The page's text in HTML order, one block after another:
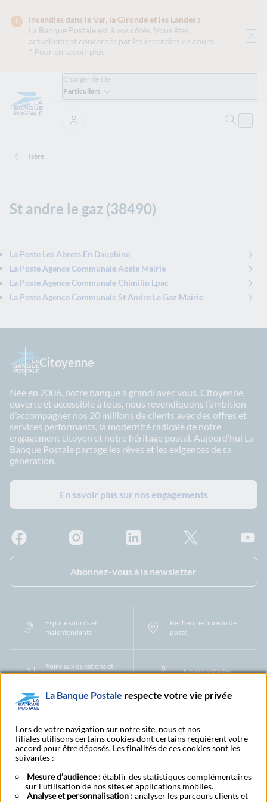
Incendies dans le Var, la Gironde et les Landes :
La Banque Postale est à vos côtés. Vous êtes
actuellement concernés par les incendies en cours
? Pour en savoir plus
Changer de site
Particuliers
Se connecter
Isère
St andre le gaz (38490)
La Poste Les Abrets En Dauphine
La Poste Agence Communale Aoste Mairie
La Poste Agence Communale Chimilin Lpac
La Poste Agence Communale St Andre Le Gaz Mairie
Citoyenne
Née en 2006, notre banque a grandi avec vous. Citoyenne,
ouverte et accessible à tous, nous revendiquons l’ambition
d’accompagner nos 20 millions de clients avec des offres et
services performants, la modernité radicale de notre
engagement citoyen et notre héritage postal. Aujourd’hui La
Banque Postale partage les rêves et les exigences de sa
génération.
En savoir plus sur nos engagements
Abonnez-vous à la newsletter
Espace sourds et
malentendants
Recherche bureau de
poste
Foire aux questions et
centre d'aide
Nous contacter
Protection des Données à Caractère PersonnelFiliales et partenaires
CookiesGestion des cookiesActualiser vos informations
Contestation et réclamation Coordonnées Centres Financiers
Alertes fraudes et points de vigilance Actualités réglementaires CGU
Aide navigateur et systèmes d'exploitation
Vider le cache de votre navigateurLexique Aide et accessibilité
La Banque Postale respecte votre vie privée
Lors de votre navigation sur notre site, nous et nos
filiales utilisons certains cookies dont certains requièrent votre
accord pour être déposés. Les finalités de ces cookies sont les
suivantes :
Mesure d’audience :établir des statistiques complémentaires
sur l'utilisation de nos sites et applications mobiles.
Analyse et personnalisation :analyser les parcours clients et